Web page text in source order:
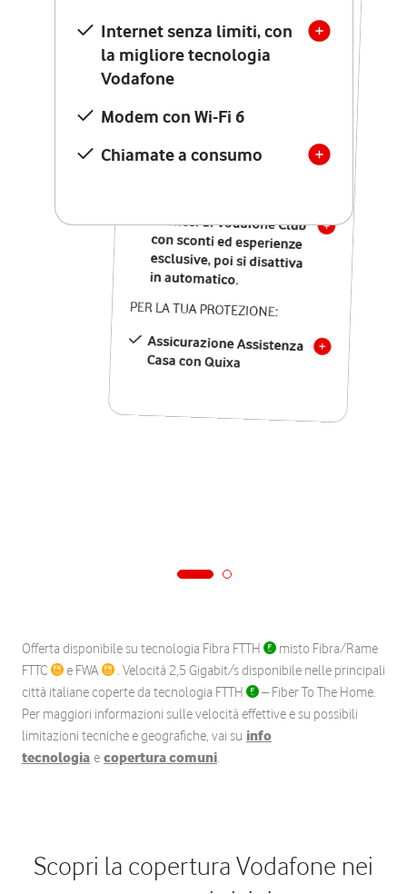
Internet senza limiti, con
la migliore tecnologia
Vodafone
Modem con Wi-Fi 6
Chiamate a consumo
Internet senza limiti, con
la migliore tecnologia
Vodafone
Modem Seven con Wi-Fi 7
Chiamate illimitate verso
numeri fissi e mobili
nazionali
12 mesi di Vodafone Club
con sconti ed esperienze
esclusive, poi si disattiva
in automatico.
PER LA TUA PROTEZIONE:
Assicurazione Assistenza
Casa con Quixa
Offerta disponibile su tecnologia Fibra FTTH
misto Fibra/Rame
FTTC
e FWA
. Velocità 2,5 Gigabit/s disponibile nelle principali
città italiane coperte da tecnologia FTTH
– Fiber To The Home.
Per maggiori informazioni sulle velocità effettive e su possibili
limitazioni tecniche e geografiche, vai su info
tecnologia e copertura comuni.
Scopri la copertura Vodafone nei